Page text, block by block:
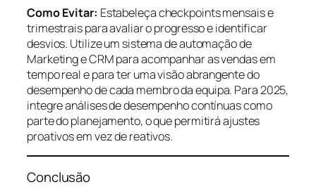
Como Evitar: Estabeleça checkpoints mensais e
trimestrais para avaliar o progresso e identificar
desvios. Utilize um sistema de automação de
Marketing e CRM para acompanhar as vendas em
tempo real e para ter uma visão abrangente do
desempenho de cada membro da equipa. Para 2025,
integre análises de desempenho contínuas como
parte do planejamento, o que permitirá ajustes
proativos em vez de reativos.
Conclusão